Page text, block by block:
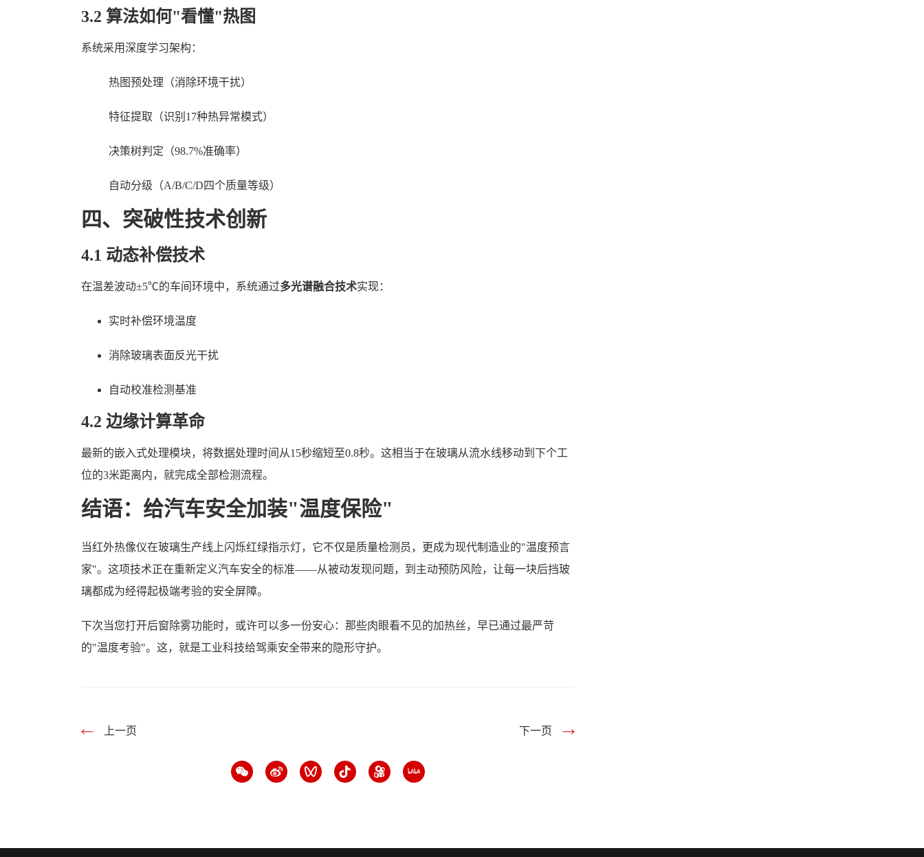
3.2 算法如何"看懂"热图
系统采用深度学习架构：
热图预处理（消除环境干扰）
特征提取（识别17种热异常模式）
决策树判定（98.7%准确率）
自动分级（A/B/C/D四个质量等级）
四、突破性技术创新
4.1 动态补偿技术
在温差波动±5℃的车间环境中，系统通过多光谱融合技术实现：
实时补偿环境温度
消除玻璃表面反光干扰
自动校准检测基准
4.2 边缘计算革命
最新的嵌入式处理模块，将数据处理时间从15秒缩短至0.8秒。这相当于在玻璃从流水线移动到下个工
位的3米距离内，就完成全部检测流程。
结语：给汽车安全加装"温度保险"
当红外热像仪在玻璃生产线上闪烁红绿指示灯，它不仅是质量检测员，更成为现代制造业的"温度预言
家"。这项技术正在重新定义汽车安全的标准——从被动发现问题，到主动预防风险，让每一块后挡玻
璃都成为经得起极端考验的安全屏障。
下次当您打开后窗除雾功能时，或许可以多一份安心：那些肉眼看不见的加热丝，早已通过最严苛
的"温度考验"。这，就是工业科技给驾乘安全带来的隐形守护。
上一页 下一页